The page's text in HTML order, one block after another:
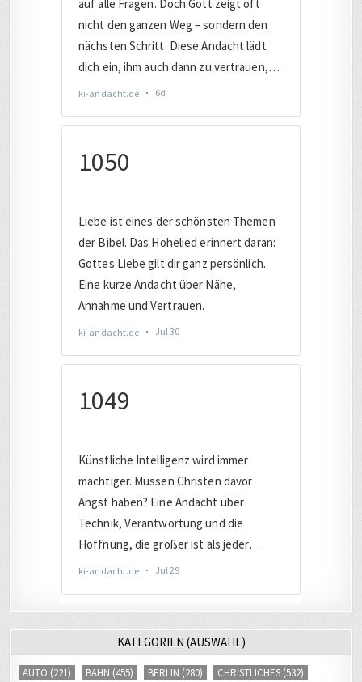
(455) BERLIN(280) CHRISTLICHES
COMPUTER(2017) DATENSCHUTZ(805) DEUTSCHLAND(1899)